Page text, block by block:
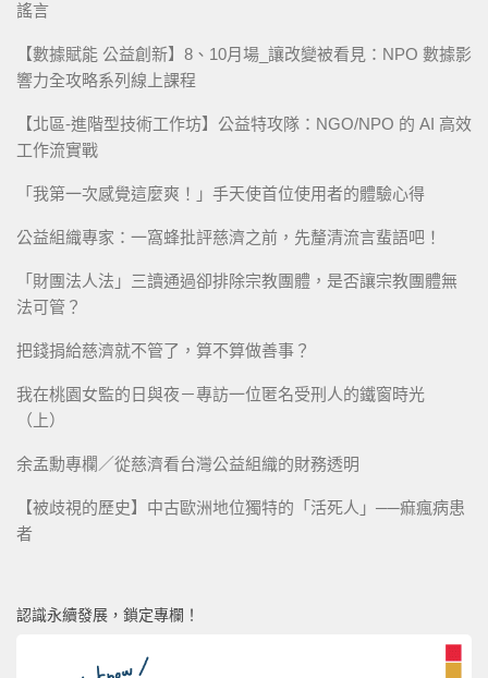
謠言
【數據賦能 公益創新】8、10月場_讓改變被看見：NPO 數據影
響力全攻略系列線上課程
【北區-進階型技術工作坊】公益特攻隊：NGO/NPO 的 AI 高效
工作流實戰
「我第一次感覺這麼爽！」手天使首位使用者的體驗心得
公益組織專家：一窩蜂批評慈濟之前，先釐清流言蜚語吧！
「財團法人法」三讀通過卻排除宗教團體，是否讓宗教團體無
法可管？
把錢捐給慈濟就不管了，算不算做善事？
我在桃園女監的日與夜－專訪一位匿名受刑人的鐵窗時光
（上）
余孟勳專欄／從慈濟看台灣公益組織的財務透明
【被歧視的歷史】中古歐洲地位獨特的「活死人」──痲瘋病患
者
認識永續發展，鎖定專欄！